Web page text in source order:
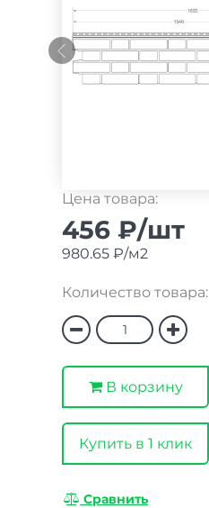
Цена товара:
456 ₽/шт
980.65 ₽/м2
Количество товара:
В корзину
Купить в 1 клик
Сравнить